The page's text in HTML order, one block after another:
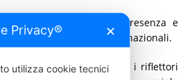
sempre dalla presenza e
istituzioni regionali e nazionali.
di sorpresa’ accende i riflettori
Privacy® ✕
utilizza cookie tecnici